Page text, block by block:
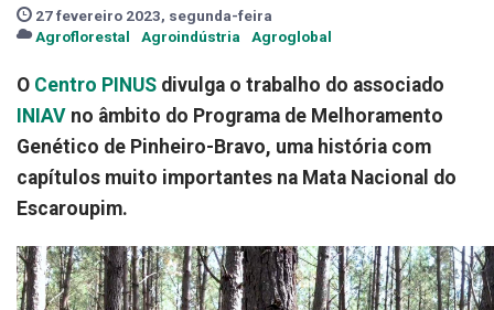
27 fevereiro 2023, segunda-feira
Agroflorestal
Agroindústria Agroglobal
O Centro PINUS divulga o trabalho do associado
INIAV no âmbito do Programa de Melhoramento
Genético de Pinheiro-Bravo, uma história com
capítulos muito importantes na Mata Nacional do
Escaroupim.